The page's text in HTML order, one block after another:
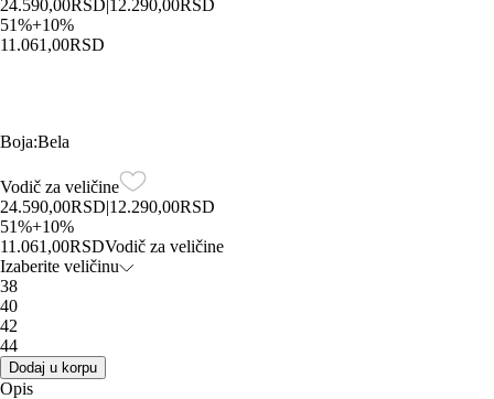
24.590,00RSD|12.290,00RSD
51%+10%
11.061,00RSD
Boja:Bela
Vodič za veličine
24.590,00RSD|12.290,00RSD
51%+10%
11.061,00RSDVodič za veličine
Izaberite veličinu
38
40
42
44
Dodaj u korpu
Opis